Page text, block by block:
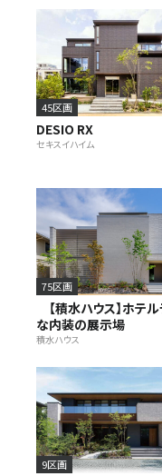
45区画
DESIO RX
セキスイハイム
75区画
【積水ハウス】ホテ
な内装の展示場
積水ハウス
9区画
イベント・セミナー・
新着情報一覧
アクセス
住まいと暮らしのコラム
住宅展示場出展に関す
ハウスメーカーの